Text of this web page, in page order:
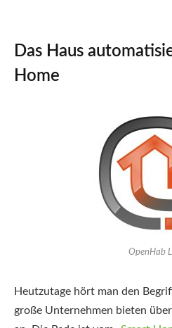
Das Haus
Home
OpenHab
Heutzutage hört man den
große Unternehmen bieten